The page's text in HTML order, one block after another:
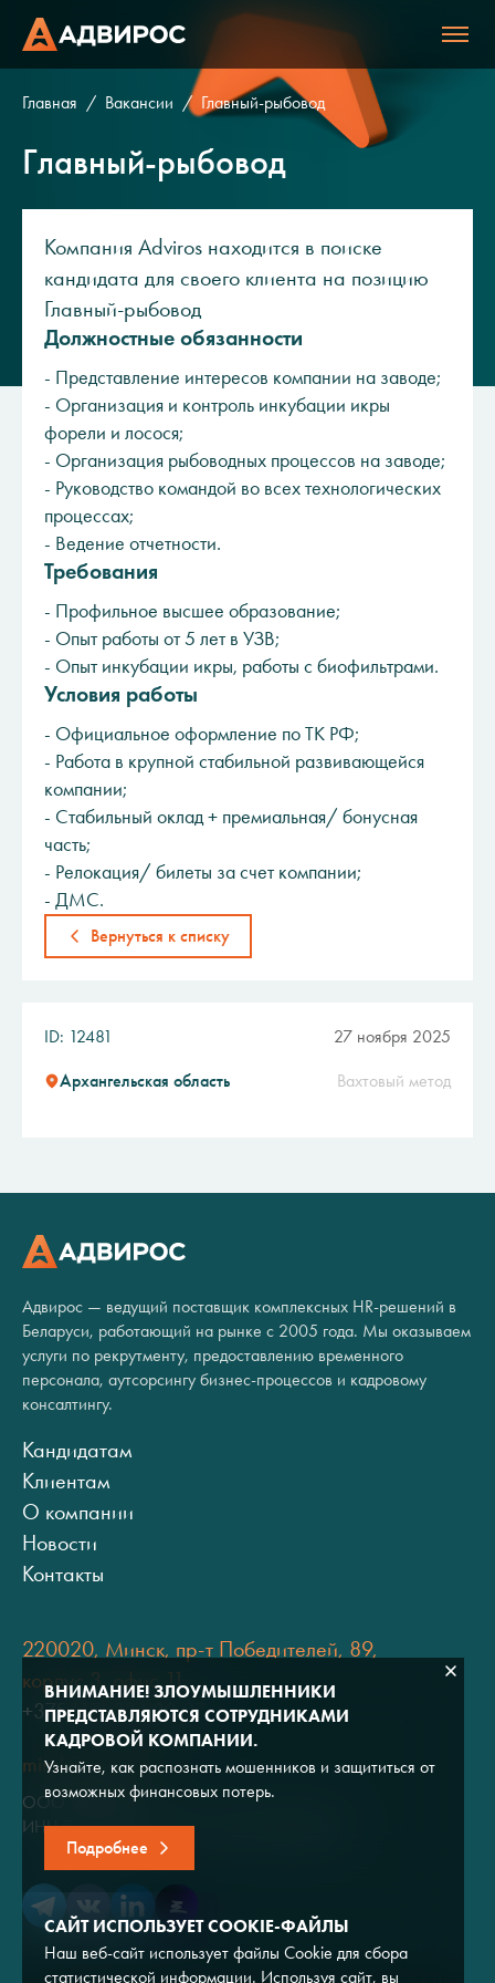
Главная Вакансии Главный-рыбовод
Главный-рыбовод
Компания Adviros находится в поиске
кандидата для своего клиента на позицию
Главный-рыбовод
Должностные обязанности
- Представление интересов компании на заводе;
- Организация и контроль инкубации икры
форели и лосося;
- Организация рыбоводных процессов на заводе;
- Руководство командой во всех технологических
процессах;
- Ведение отчетности.
Требования
- Профильное высшее образование;
- Опыт работы от 5 лет в УЗВ;
- Опыт инкубации икры, работы с биофильтрами.
Условия работы
- Официальное оформление по ТК РФ;
- Работа в крупной стабильной развивающейся
компании;
- Стабильный оклад + премиальная/ бонусная
часть;
- Релокация/ билеты за счет компании;
- ДМС.
Вернуться к списку
ID: 12481 27 ноября 2025
Архангельская область Вахтовый метод
Адвирос — ведущий поставщик комплексных HR-решений в
Беларуси, работающий на рынке с 2005 года. Мы оказываем
услуги по рекрутменту, предоставлению временного
персонала, аутсорсингу бизнес-процессов и кадровому
консалтингу.
Кандидатам
Клиентам
О компании
Новости
Контакты
220020, Минск, пр-т Победителей, 89,
корпус 3, офис 11
+375 (17) 334 80 07
minsk@adviros.by
ООО "Адвирос"
ИНН 7714572528 / ОГРН 1047796766380
ВНИМАНИЕ! ЗЛОУМЫШЛЕННИКИ
ПРЕДСТАВЛЯЮТСЯ СОТРУДНИКАМИ
КАДРОВОЙ КОМПАНИИ.
Узнайте, как распознать мошенников и защититься от
возможных финансовых потерь.
Подробнее
САЙТ ИСПОЛЬЗУЕТ COOKIE-ФАЙЛЫ
Наш веб-сайт использует файлы Cookie для сбора
статистической информации. Используя сайт, вы